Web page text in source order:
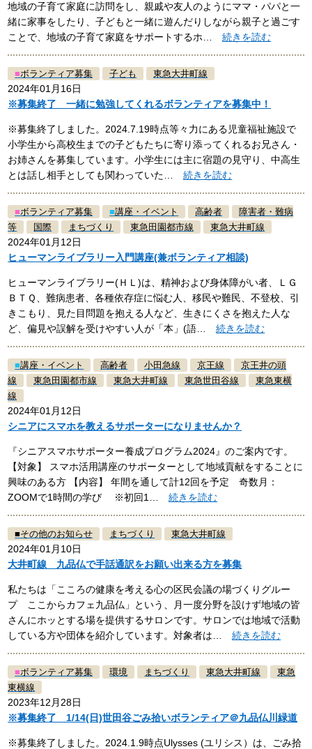
地域の子育て家庭に訪問をし、親戚や友人のようにママ・パパと一
緒に家事をしたり、子どもと一緒に遊んだりしながら親子と過ごす
ことで、地域の子育て家庭をサポートするホ…続きを読む
■ボランティア募集 子ども 東急大井町線
2024年01月16日
※募集終了 一緒に勉強してくれるボランティアを募集中！
※募集終了しました。2024.7.19時点等々力にある児童福祉施設で
小学生から高校生までの子どもたちに寄り添ってくれるお兄さん・
お姉さんを募集しています。小学生には主に宿題の見守り、中高生
とは話し相手としても関わっていた…続きを読む
■ボランティア募集 ■講座・イベント 高齢者
障害者・難病
等
国際 まちづくり 東急田園都市線 東急大井町線
2024年01月12日
ヒューマンライブラリー入門講座(兼ボランティア相談)
ヒューマンライブラリー(ＨＬ)は、精神および身体障がい者、ＬＧ
ＢＴＱ、難病患者、各種依存症に悩む人、移民や難民、不登校、引
きこもり、見た目問題を抱える人など、生きにくさを抱えた人な
ど、偏見や誤解を受けやすい人が「本」(語…続きを読む
■講座・イベント 高齢者 小田急線 京王線
京王井の頭
線
東急田園都市線 東急大井町線 東急世田谷線
東急東横
線
2024年01月12日
シニアにスマホを教えるサポーターになりませんか？
『シニアスマホサポーター養成プログラム2024』のご案内です。
【対象】 スマホ活用講座のサポーターとして地域貢献をすることに
興味のある方 【内容】 年間を通して計12回を予定 奇数月：
ZOOMで1時間の学び ※初回1…続きを読む
■その他のお知らせ まちづくり 東急大井町線
2024年01月10日
大井町線 九品仏で手話通訳をお願い出来る方を募集
私たちは「こころの健康を考える心の区民会議の場づくりグルー
プ ここからカフェ九品仏」という、月一度分野を設けず地域の皆
さんにホッとする場を提供するサロンです。サロンでは地域で活動
している方や団体を紹介しています。対象者は…続きを読む
■ボランティア募集 環境 まちづくり 東急大井町線
東急
東横線
2023年12月28日
※募集終了 1/14(日)世田谷ごみ拾いボランティア＠九品仏川緑道
※募集終了しました。2024.1.9時点Ulysses (ユリシス）は、ごみ拾